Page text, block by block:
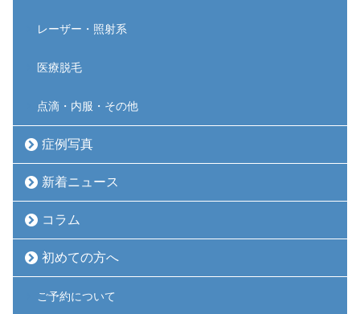
レーザー・照射系
医療脱毛
点滴・内服・その他
症例写真
新着ニュース
コラム
初めての方へ
ご予約について